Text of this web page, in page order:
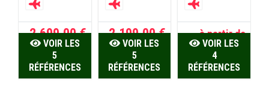
2.699,00 €
VOIR LES
5
RÉFÉRENCES
2.199,00 €
VOIR LES
5
RÉFÉRENCES
à partir de
2.800,00 €
VOIR LES
4
RÉFÉRENCES